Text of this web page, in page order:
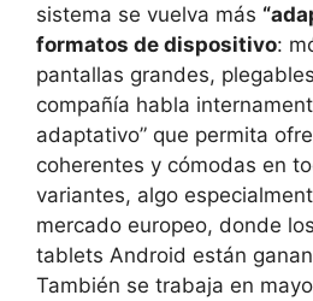
sistema se vuelva más
formatos de dispositivo:
pantallas grandes,
compañía habla
adaptativo” que permita
coherentes y cómodas en
variantes, algo
mercado europeo, donde
tablets Android están
También se trabaja en